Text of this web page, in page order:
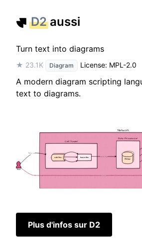
D2aussi
Turn text into diagrams
★ 23.1K Diagram License: MPL-2.0
A modern diagram scripting
text to diagrams.
Plus d'infos sur D2